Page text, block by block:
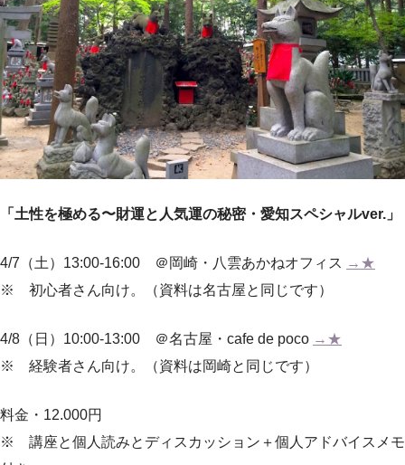
「土性を極める〜財運と人気運の秘密・愛知スペシャルver.」
4/7（土）13:00-16:00 ＠岡崎・八雲あかねオフィス →★
※ 初心者さん向け。（資料は名古屋と同じです）
4/8（日）10:00-13:00 ＠名古屋・cafe de poco →★
※ 経験者さん向け。（資料は岡崎と同じです）
料金・12.000円
※ 講座と個人読みとディスカッション＋個人アドバイスメモ